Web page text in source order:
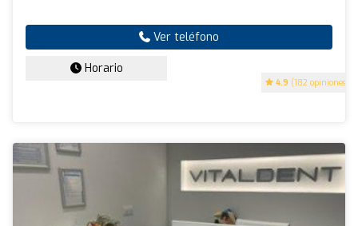
4.9 (182 opiniones)
Ver teléfono
Horario